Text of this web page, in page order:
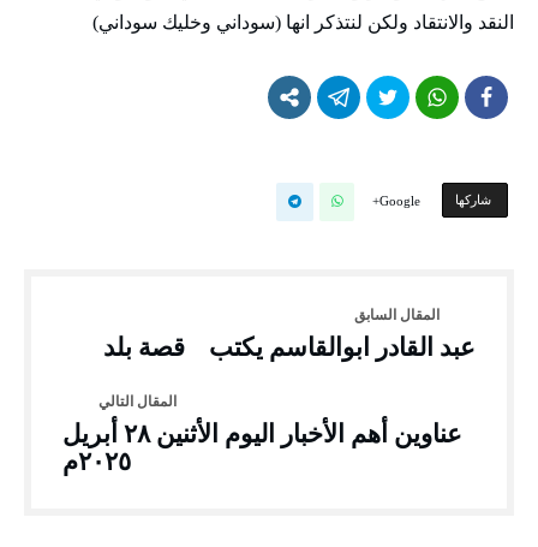
النقد والانتقاد ولكن لنتذكر انها (سوداني وخليك سوداني)
‫‫ شاركها‬ Google+
عبد القادر ابوالقاسم يكتب قصة بلد
عناوين أهم الأخبار اليوم الأثنين ٢٨ أبريل
٢٠٢٥م